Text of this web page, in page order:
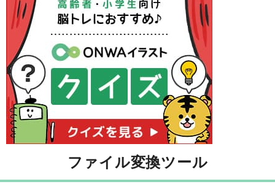
ファイル変換ツール